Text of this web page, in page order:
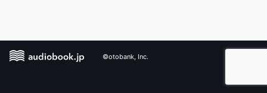
©otobank, Inc.